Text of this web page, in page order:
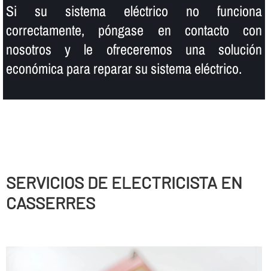
Si su sistema eléctrico no funciona
correctamente, póngase en contacto con
nosotros y le ofreceremos una solución
económica para reparar su sistema eléctrico.
SERVICIOS DE ELECTRICISTA EN
CASSERRES